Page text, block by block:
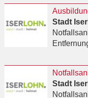
Stadt
Stadt